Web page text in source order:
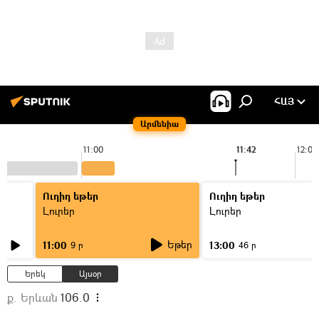
Արմենիա
ՀԱՅ
11:00 12:00
11:42
Ուղիղ եթեր
Լուրեր
11:00 9 ր Եթեր
Ուղիղ եթեր
Լուրեր
13:00 46 ր
Երեկ Այսօր
ք. Երևան 106.0